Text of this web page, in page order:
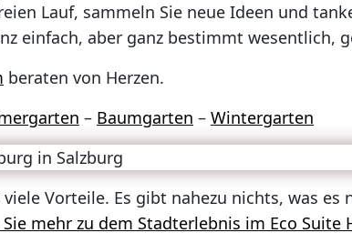
Lauf, sammeln Sie neue Ideen und
einfach, aber ganz bestimmt wesentlich,
beraten von Herzen.
– Baumgarten – Wintergarten
viele Vorteile. Es gibt nahezu nichts, was
mehr zu dem Stadterlebnis im Eco Suite